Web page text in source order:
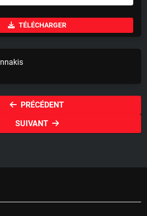
M
u
t
S
e
s
TÉLÉCHARGER
PRÉCÉDENT
SUIVANT